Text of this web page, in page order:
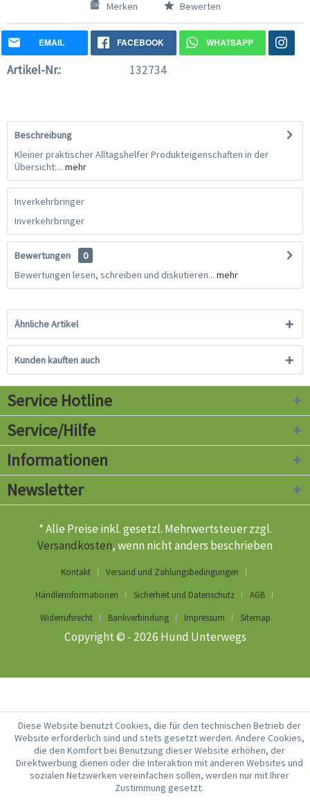
Merken Bewerten
EMAIL FACEBOOK WHATSAPP
Artikel-Nr.: 132734
Beschreibung
Kleiner praktischer Alltagshelfer Produkteigenschaften in der
Übersicht:... mehr
Inverkehrbringer
Inverkehrbringer
Bewertungen
0
Bewertungen lesen, schreiben und diskutieren... mehr
Ähnliche Artikel
Kunden kauften auch
Service Hotline
Service/Hilfe
Informationen
Newsletter
* Alle Preise inkl. gesetzl. Mehrwertsteuer zzgl.
Versandkosten, wenn nicht anders beschrieben
Kontakt
Versand und Zahlungsbedingungen
Händlerinformationen
Sicherheit und Datenschutz
AGB
Widerrufsrecht
Bankverbindung Impressum Sitemap
Copyright © - 2026 Hund Unterwegs
Diese Website benutzt Cookies, die für den technischen Betrieb der
Website erforderlich sind und stets gesetzt werden. Andere Cookies,
die den Komfort bei Benutzung dieser Website erhöhen, der
Direktwerbung dienen oder die Interaktion mit anderen Websites und
sozialen Netzwerken vereinfachen sollen, werden nur mit Ihrer
Zustimmung gesetzt.